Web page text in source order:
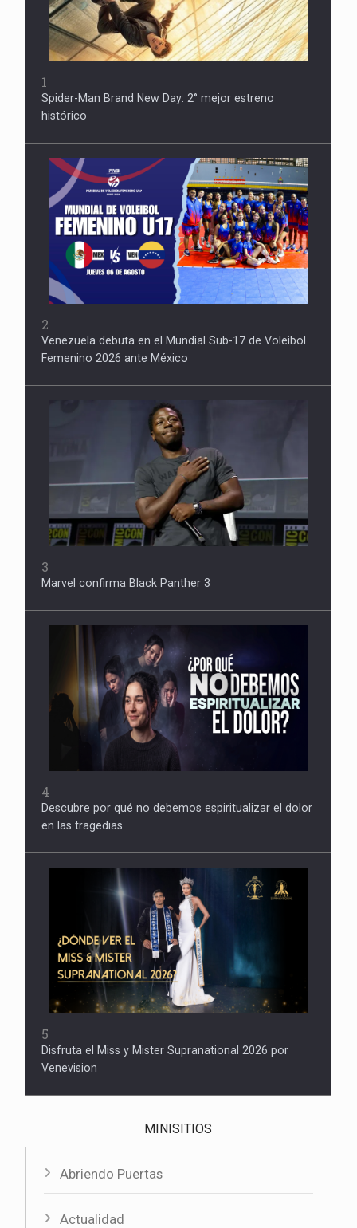
1
Spider-Man Brand New Day: 2° mejor estreno
histórico
2
Venezuela debuta en el Mundial Sub-17 de Voleibol
Femenino 2026 ante México
3
Marvel confirma Black Panther 3
4
Descubre por qué no debemos espiritualizar el dolor
en las tragedias.
5
Disfruta el Miss y Mister Supranational 2026 por
Venevision
MINISITIOS
Abriendo Puertas
Actualidad